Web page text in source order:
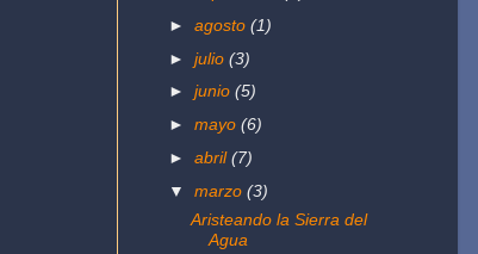
►agosto(1)
►julio(3)
►junio(5)
►mayo(6)
►abril(7)
▼marzo(3)
Aristeando la Sierra del
Agua